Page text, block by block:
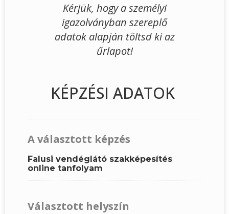
Kérjük, hogy a személyi
igazolványban szereplő
adatok alapján töltsd ki az
űrlapot!
KÉPZÉSI ADATOK
A választott képzés
Falusi vendéglátó szakképesítés
online tanfolyam
Választott helyszín